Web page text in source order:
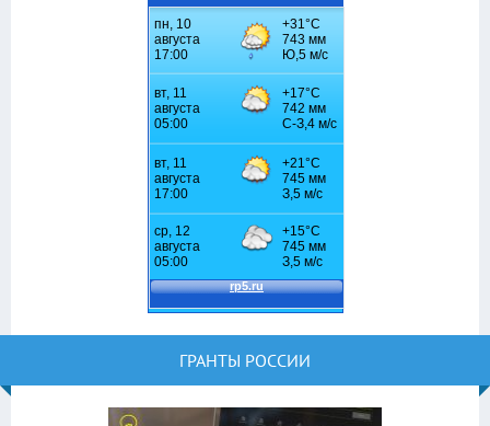
ГРАНТЫ РОССИИ